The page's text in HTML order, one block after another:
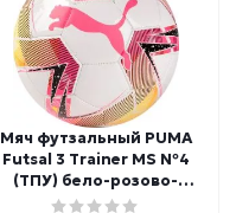
Мяч футзальный PUMA
Futsal 3 Trainer MS №4
(ТПУ) бело-розово-
желтый